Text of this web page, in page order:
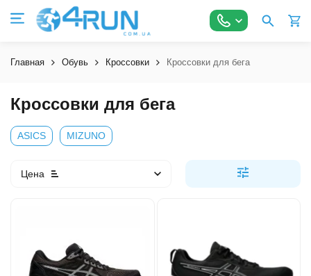
Главная Обувь Кроссовки Кроссовки для бега
Кроссовки для бега
ASICS MIZUNO
Цена